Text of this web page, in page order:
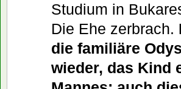
Studium in
Die Ehe zerbrach.
die familiäre
wieder, das Kind